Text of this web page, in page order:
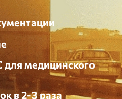
медицинского
в 2-3 раза